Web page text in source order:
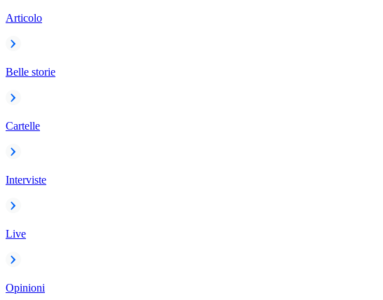
Articolo
Belle storie
Cartelle
Interviste
Live
Opinioni